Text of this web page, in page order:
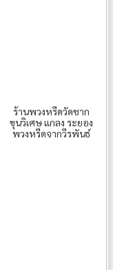
ร้านพวงหรีดวัดชาก
ขุนวิเศษ แกลง ระยอง
พวงหรีดจากวีรพันธ์